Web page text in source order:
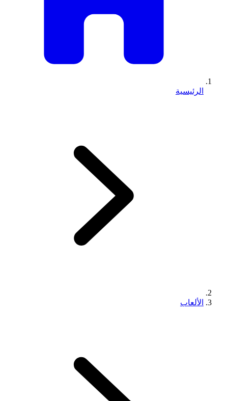
الرئيسية
الألعاب